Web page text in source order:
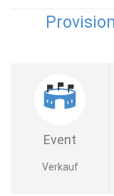
Event
Verkauf